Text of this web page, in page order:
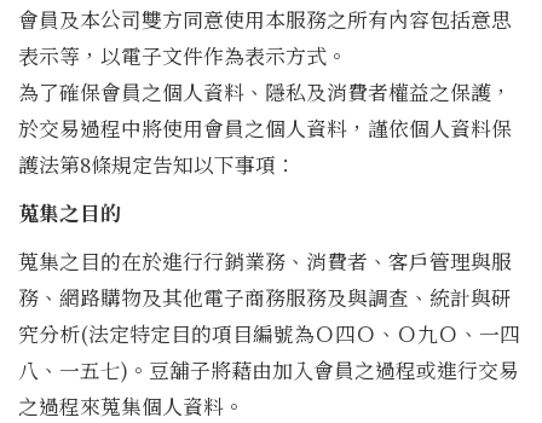
會員及本公司雙方同意使用本服務之所有內容包括意思
表示等，以電子文件作為表示方式。
為了確保會員之個人資料、隱私及消費者權益之保護，
於交易過程中將使用會員之個人資料，謹依個人資料保
護法第8條規定告知以下事項：
蒐集之目的
蒐集之目的在於進行行銷業務、消費者、客戶管理與服
務、網路購物及其他電子商務服務及與調查、統計與研
究分析(法定特定目的項目編號為Ｏ四Ｏ、Ｏ九Ｏ、一四
八、一五七)。豆舖子將藉由加入會員之過程或進行交易
之過程來蒐集個人資料。